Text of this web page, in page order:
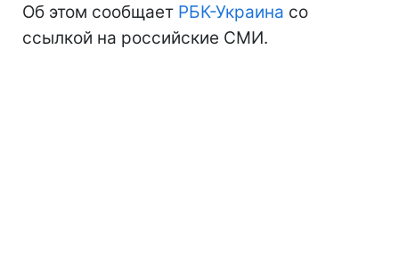
Об этом сообщает РБК-Украина со
ссылкой на российские СМИ.